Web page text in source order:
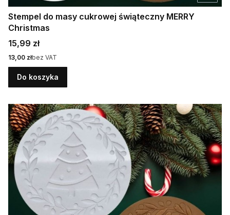
Stempel do masy cukrowej świąteczny MERRY
Christmas
Cena
15,99 zł
Cena
13,00 złbez VAT
Do koszyka